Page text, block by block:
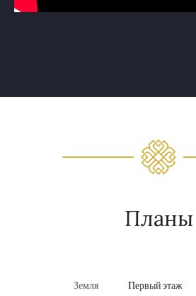
Планы
Земля Первый этаж